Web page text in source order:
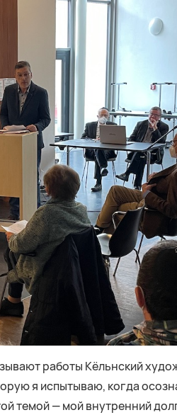
работы Кёльнский
я испытываю, когда
темой — мой внутренний